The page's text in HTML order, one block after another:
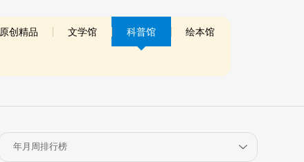
原创精品 文学馆 科普馆 绘本馆